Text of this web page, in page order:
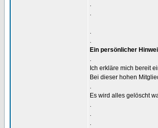
.
.
.
.
Ein persönlicher
.
Ich erkläre mich bereit
Bei dieser hohen
.
Es wird alles gelöscht
.
.
.